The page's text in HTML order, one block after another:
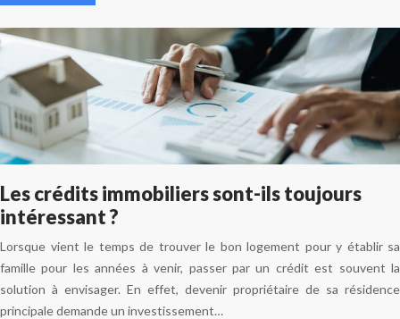
Les crédits immobiliers sont-ils toujours
intéressant ?
Lorsque vient le temps de trouver le bon logement pour y établir sa
famille pour les années à venir, passer par un crédit est souvent la
solution à envisager. En effet, devenir propriétaire de sa résidence
principale demande un investissement…